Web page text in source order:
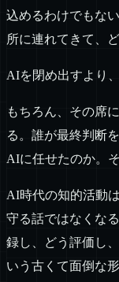
込めるわけでもな
所に連れてきて、
AIを閉め出すより
もちろん、その席
る。誰が最終判断
AIに任せたのか。
AI時代の知的活動
守る話ではなくな
録し、どう評価し
いう古くて面倒な